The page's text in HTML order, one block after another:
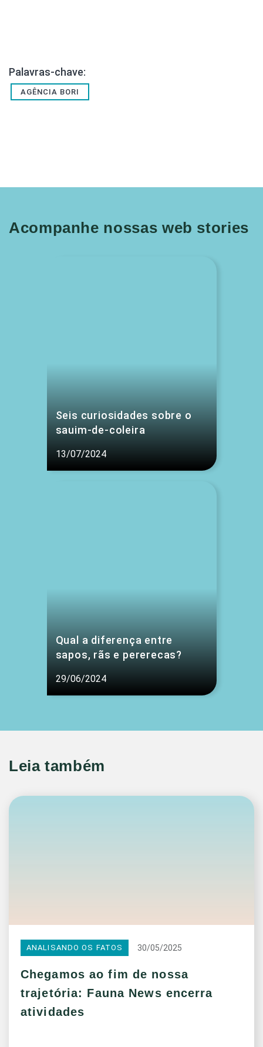
Palavras-chave:
AGÊNCIA BORI
Acompanhe nossas web stories
Seis curiosidades sobre o
sauim-de-coleira
13/07/2024
Qual a diferença entre
sapos, rãs e pererecas?
29/06/2024
Leia também
ANALISANDO OS FATOS 30/05/2025
Chegamos ao fim de nossa
trajetória: Fauna News encerra
atividades